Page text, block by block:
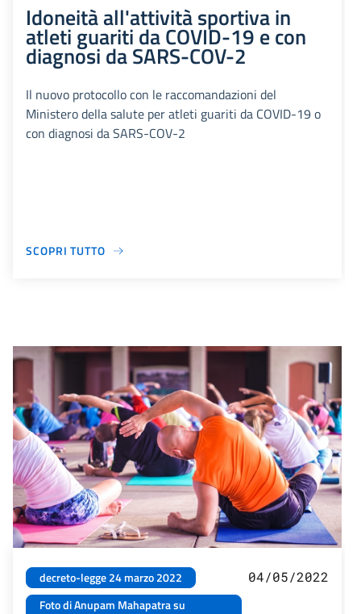
Idoneità all'attività sportiva in
atleti guariti da COVID-19 e con
diagnosi da SARS-COV-2
Il nuovo protocollo con le raccomandazioni del
Ministero della salute per atleti guariti da COVID-19 o
con diagnosi da SARS-COV-2
SCOPRI TUTTO
decreto-legge 24 marzo 2022
Foto di Anupam Mahapatra su
04/05/2022